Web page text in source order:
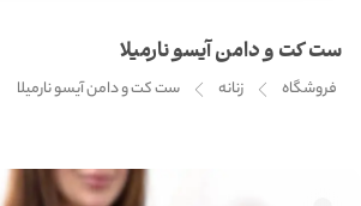
ست کت و دامن آیسو نارمیلا
فروشگاه زنانه ست کت و دامن آیسو نارمیلا